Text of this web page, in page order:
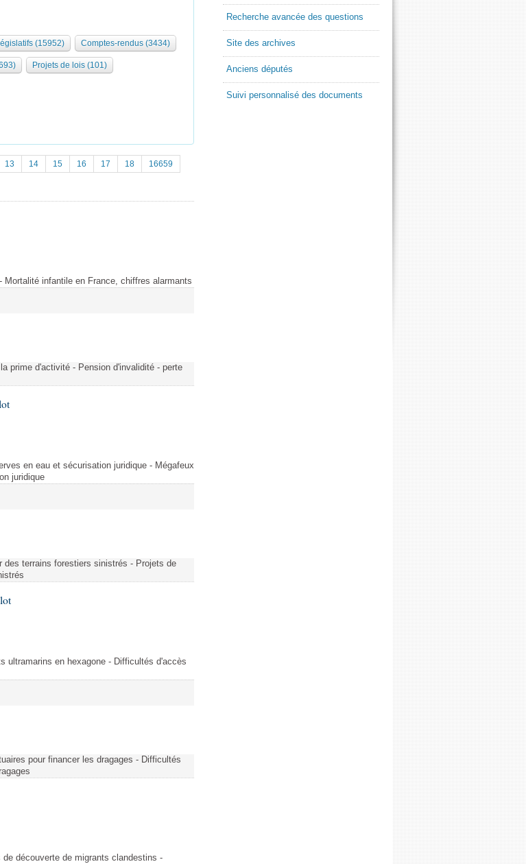
(15952) Comptes-rendus (3434)
Projets de lois (101)
13 14 15 16 17 18
16659
infantile en France, chiffres alarmants
prime d'activité - Pension d'invalidité - perte
en eau et sécurisation juridique - Mégafeux
juridique
des terrains forestiers sinistrés - Projets de
ultramarins en hexagone - Difficultés d'accès
pour financer les dragages - Difficultés
découverte de migrants clandestins -
Recherche avancée des questions
Site des archives
Anciens députés
Suivi personnalisé des documents